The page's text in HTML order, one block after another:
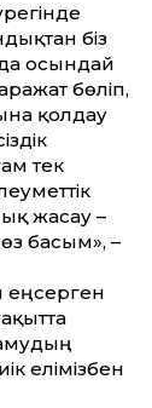
біз
осындай
бөліп,
қолдау
тек
жасау –
өз басым», –
елімізбен